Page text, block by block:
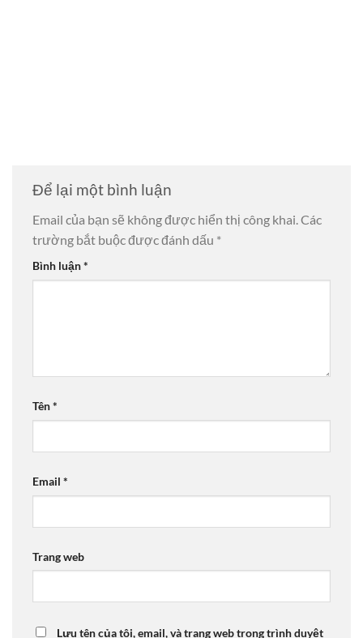
Để lại một bình luận
Email của bạn sẽ không được hiển thị công khai.Các
trường bắt buộc được đánh dấu *
Bình luận*
Tên*
Email *
Trang web
Lưu tên của tôi, email, và trang web trong trình duyệt